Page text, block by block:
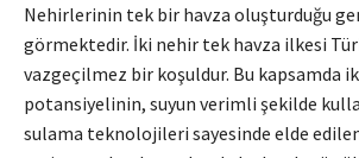
Nehirlerinin tek bir havza oluşturduğu
görmektedir. İki nehir tek havza ilkesi
vazgeçilmez bir koşuldur. Bu kapsamda
potansiyelinin, suyun verimli şekilde
sulama teknolojileri sayesinde elde